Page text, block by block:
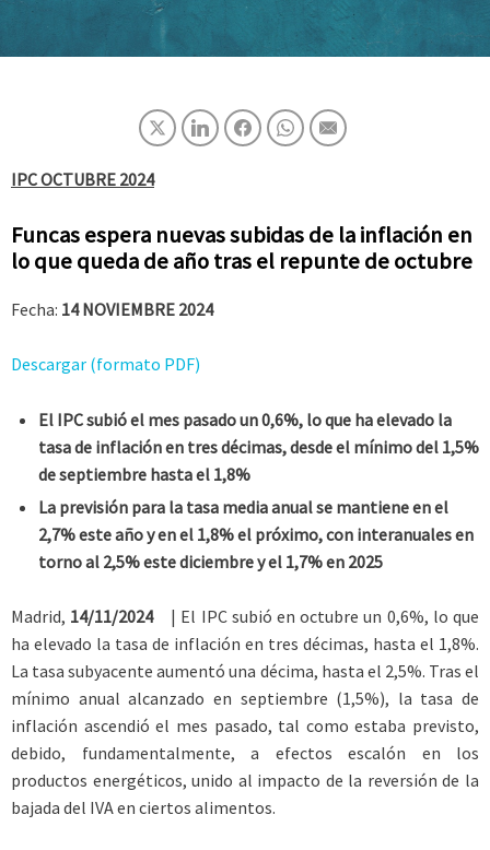
IPCOCTUBRE 2024
Funcas espera nuevas subidas de la inflación en
lo que queda de año tras el repunte de octubre
Fecha: 14 NOVIEMBRE 2024
Descargar (formato PDF)
El IPC subió el mes pasado un 0,6%, lo que ha elevado la
tasa de inflación en tres décimas, desde el mínimo del 1,5%
de septiembre hasta el 1,8%
La previsión para la tasa media anual se mantiene en el
2,7% este año y en el 1,8% el próximo, con interanuales en
torno al 2,5% este diciembre y el 1,7% en 2025
Madrid, 14/11/2024| El IPC subió en octubre un 0,6%, lo que
ha elevado la tasa de inflación en tres décimas, hasta el 1,8%.
La tasa subyacente aumentó una décima, hasta el 2,5%. Tras el
mínimo anual alcanzado en septiembre (1,5%), la tasa de
inflación ascendió el mes pasado, tal como estaba previsto,
debido, fundamentalmente, a efectos escalón en los
productos energéticos, unido al impacto de la reversión de la
bajada del IVA en ciertos alimentos.